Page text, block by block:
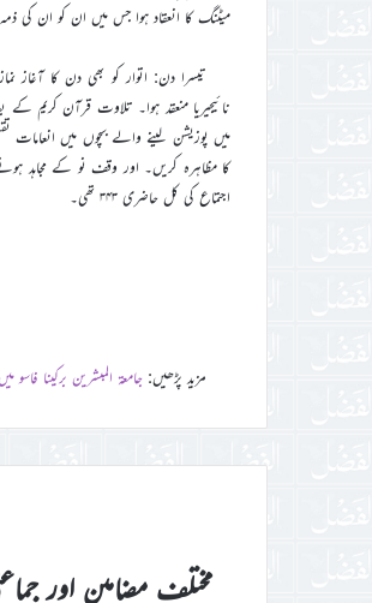
میٹنگ کا انعقاد ہوا جس میں ان کو ان کی
تیسرا دن: اتوار کو بھی دن کا آغاز
نائیجیریا منعقد ہوا۔ تلاوت قرآن کریم
میں پوزیشن لینے والے بچوں میں انعامات
کا مظاہرہ کریں۔ اور وقف نو کے مجاہد
اجتماع کی کل حاضری ۳۴۳ تھی۔
مزید پڑھیں: جامعۃ المبشرین برکینا فاسو
مختلف مضامین اور